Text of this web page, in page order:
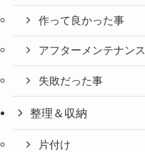
作って良かった事
アフターメンテナンス
失敗だった事
整理＆収納
片付け